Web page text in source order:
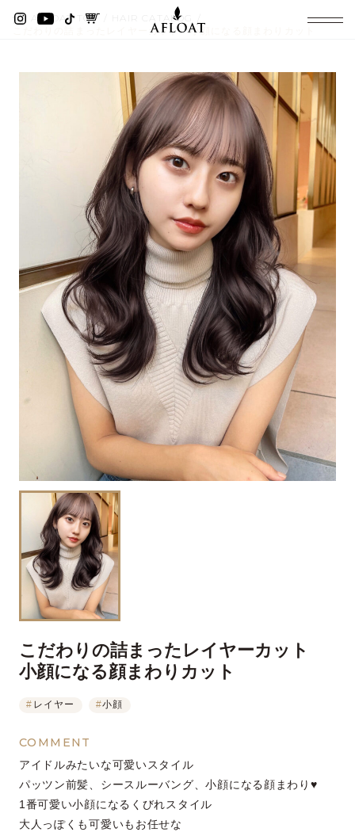
AFLOAT TOP
HAIR CATALOG
こだわりの詰まったレイヤーカット 小顔になる顔まわりカット
こだわりの詰まったレイヤーカット
小顔になる顔まわりカット
# レイヤー #小顔
COMMENT
アイドルみたいな可愛いスタイル
パッツン前髪、シースルーバング、小顔になる顔まわり♥
1番可愛い小顔になるくびれスタイル
大人っぽくも可愛いもお任せな